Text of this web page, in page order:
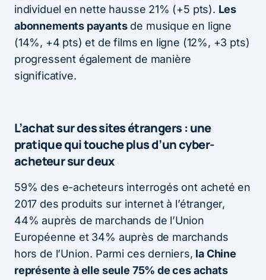
individuel en nette hausse 21% (+5 pts). Les
abonnements payantsde musique en ligne
(14%, +4 pts) et de films en ligne (12%, +3 pts)
progressent également de manière
significative.
L’achat sur des sites étrangers : une
pratique qui touche plus d’un cyber-
acheteur sur deux
59% des e-acheteurs interrogés ont acheté en
2017 des produits sur internet à l’étranger,
44% auprès de marchands de l’Union
Européenne et 34% auprès de marchands
hors de l’Union. Parmi ces derniers, la Chine
représente à elle seule 75% de ces achats